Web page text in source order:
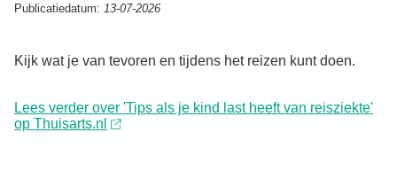
Publicatiedatum: 13-07-2026
Kijk wat je van tevoren en tijdens het reizen kunt doen.
Lees verder over 'Tips als je kind last heeft van reisziekte'
op Thuisarts.nl